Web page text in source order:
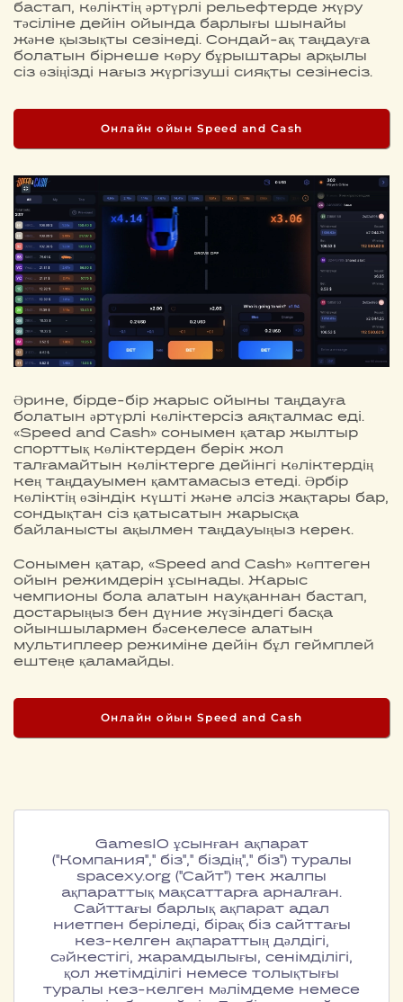
бастап, көліктің әртүрлі рельефтерде жүру
тәсіліне дейін ойында барлығы шынайы
және қызықты сезінеді. Сондай-ақ таңдауға
болатын бірнеше көру бұрыштары арқылы
сіз өзіңізді нағыз жүргізуші сияқты сезінесіз.
Онлайн ойын Speed and Cash
Әрине, бірде-бір жарыс ойыны таңдауға
болатын әртүрлі көліктерсіз аяқталмас еді.
«Speed and Cash» сонымен қатар жылтыр
спорттық көліктерден берік жол
талғамайтын көліктерге дейінгі көліктердің
кең таңдауымен қамтамасыз етеді. Әрбір
көліктің өзіндік күшті және әлсіз жақтары бар,
сондықтан сіз қатысатын жарысқа
байланысты ақылмен таңдауыңыз керек.
Сонымен қатар, «Speed and Cash» көптеген
ойын режимдерін ұсынады. Жарыс
чемпионы бола алатын науқаннан бастап,
достарыңыз бен дүние жүзіндегі басқа
ойыншылармен бәсекелесе алатын
мультиплеер режиміне дейін бұл геймплей
ештеңе қаламайды.
Онлайн ойын Speed and Cash
GamesIO ұсынған ақпарат
("Компания"," біз"," біздің"," біз") туралы
spacexy.org ("Сайт") тек жалпы
ақпараттық мақсаттарға арналған.
Сайттағы барлық ақпарат адал
ниетпен беріледі, бірақ біз сайттағы
кез-келген ақпараттың дәлдігі,
сәйкестігі, жарамдылығы, сенімділігі,
қол жетімділігі немесе толықтығы
туралы кез-келген мәлімдеме немесе